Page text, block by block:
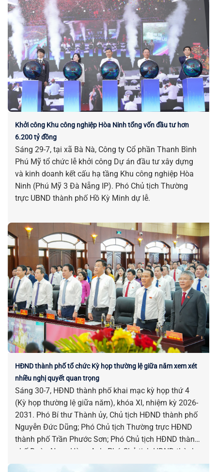
Khởi công Khu công nghiệp Hòa Ninh tổng vốn đầu tư hơn
6.200 tỷ đồng
Sáng 29-7, tại xã Bà Nà, Công ty Cổ phần Thanh Bình
Phú Mỹ tổ chức lễ khởi công Dự án đầu tư xây dựng
và kinh doanh kết cấu hạ tầng Khu công nghiệp Hòa
Ninh (Phú Mỹ 3 Đà Nẵng IP). Phó Chủ tịch Thường
trực UBND thành phố Hồ Kỳ Minh dự lễ.
HĐND thành phố tổ chức Kỳ họp thường lệ giữa năm xem xét
nhiều nghị quyết quan trọng
Sáng 30-7, HĐND thành phố khai mạc kỳ họp thứ 4
(Kỳ họp thường lệ giữa năm), khóa XI, nhiệm kỳ 2026-
2031. Phó Bí thư Thành ủy, Chủ tịch HĐND thành phố
Nguyễn Đức Dũng; Phó Chủ tịch Thường trực HĐND
thành phố Trần Phước Sơn; Phó Chủ tịch HĐND thành
phố Đoàn Ngọc Hùng Anh; Phó Chủ tịch HĐND thành
phố Nguyễn Công Thanh chủ trì kỳ họp.